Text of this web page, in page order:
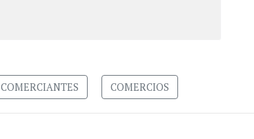
COMERCIANTES COMERCIOS